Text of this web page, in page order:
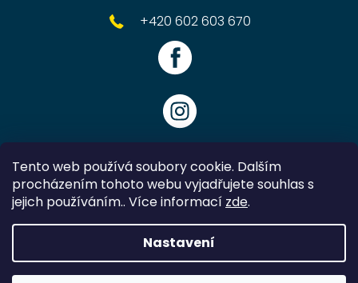
Tento web používá soubory cookie. Dalším
procházením tohoto webu vyjadřujete souhlas s
jejich používáním.. Více informací zde.
Nastavení
+420 602 603 670
Vytvořil Shoptet